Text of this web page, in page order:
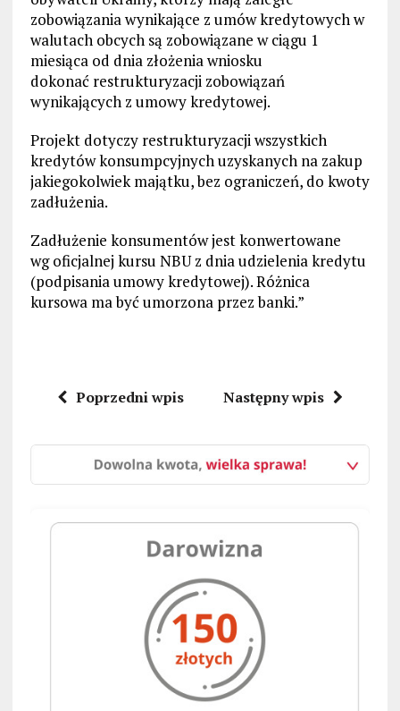
zobowiązania wynikające z umów kredytowych w
walutach obcych są zobowiązane w ciągu 1
miesiąca od dnia złożenia wniosku
dokonać restrukturyzacji zobowiązań
wynikających z umowy kredytowej.
Projekt dotyczy restrukturyzacji wszystkich
kredytów konsumpcyjnych uzyskanych na zakup
jakiegokolwiek majątku, bez ograniczeń, do kwoty
zadłużenia.
Zadłużenie konsumentów jest konwertowane
wg oficjalnej kursu NBU z dnia udzielenia kredytu
(podpisania umowy kredytowej). Różnica
kursowa ma być umorzona przez banki.”
Poprzedni wpis Następny wpis